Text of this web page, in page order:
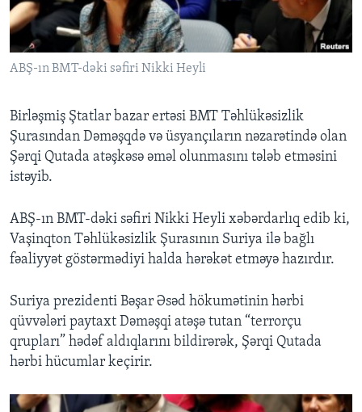
BIZI IZLƏYIN
Dillər
ABŞ-ın BMT-dəki səfiri Nikki Heyli
Birləşmiş Ştatlar bazar ertəsi BMT Təhlükəsizlik
Şurasından Dəməşqdə və üsyançıların nəzarətində olan
Şərqi Qutada atəşkəsə əməl olunmasını tələb etməsini
istəyib.
ABŞ-ın BMT-dəki səfiri Nikki Heyli xəbərdarlıq edib ki,
Vaşinqton Təhlükəsizlik Şurasının Suriya ilə bağlı
fəaliyyət göstərmədiyi halda hərəkət etməyə hazırdır.
Suriya prezidenti Bəşar Əsəd hökumətinin hərbi
qüvvələri paytaxt Dəməşqi atəşə tutan “terrorçu
qrupları” hədəf aldıqlarını bildirərək, Şərqi Qutada
hərbi hücumlar keçirir.